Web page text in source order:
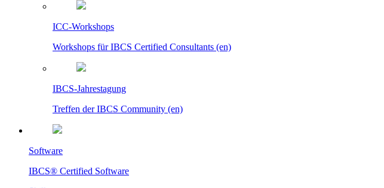
ICC-Workshops
Workshops für IBCS Certified Consultants (en)
IBCS-Jahrestagung
Treffen der IBCS Community (en)
Software
IBCS® Certified Software